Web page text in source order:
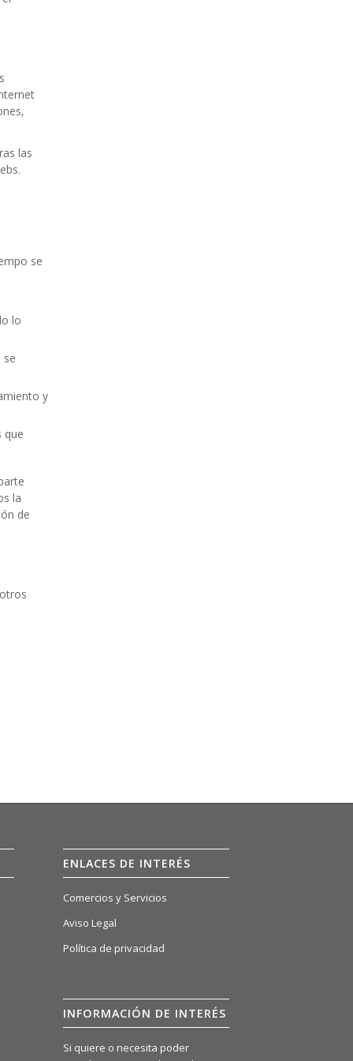
las
se
lo
se
y
que
la
de
ENLACES DE INTERÉS
Comercios y Servicios
Aviso Legal
Política de privacidad
INFORMACIÓN DE INTERÉS
Si quiere o necesita poder